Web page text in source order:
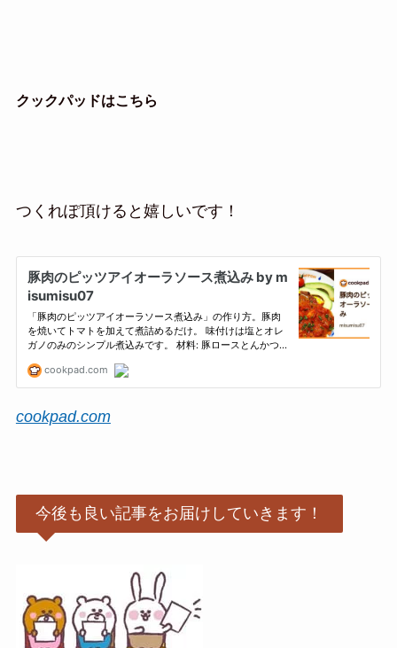
クックパッドはこちら
つくれぽ頂けると嬉しいです！
cookpad.com
今後も良い記事をお届けしていきます！